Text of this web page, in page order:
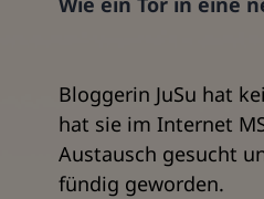
Bloggerin JuSu hat
hat sie im Internet
Austausch gesucht
fündig geworden.